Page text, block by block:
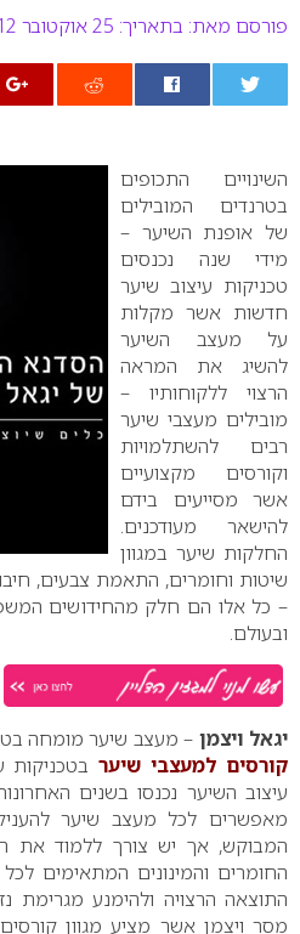
פורסם מאת: בתאריך: 25 אוקטובר 2012
השינויים התכופים
בטרנדים המובילים
של אופנת השיער –
מידי שנה נכנסים
טכניקות עיצוב שיער
חדשות אשר מקלות
על מעצב השיער
להשיג את המראה
הרצוי ללקוחותיו –
מובילים מעצבי שיער
רבים להשתלמויות
וקורסים מקצועיים
אשר מסייעים בידם
להישאר מעודכנים.
החלקות שיער במגוון
שיטות וחומרים, התאמת צבעים,
– כל אלו הם חלק מהחידושים
ובעולם.
יגאל ויצמן – מעצב שיער מומחה
קורסים למעצבי שיערבטכניקות
עיצוב השיער נכנסו בשנים
מאפשרים לכל מעצב שיער
המבוקש, אך יש צורך ללמוד את
החומרים והמינונים המתאימים
התוצאה הרצויה ולהימנע מגרימת
מסר ויצמן אשר מציע מגוון